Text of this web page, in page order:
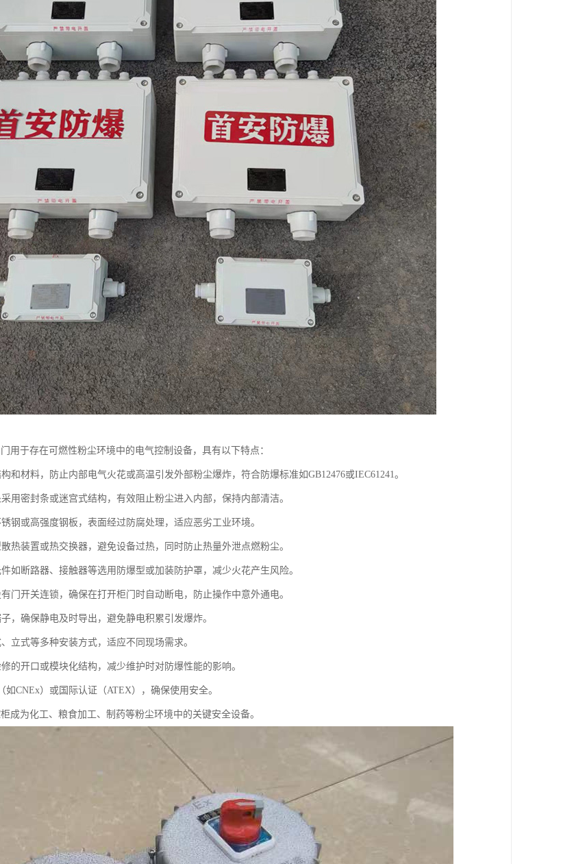
用于存在可燃性粉尘环境中的电气控制设备，具有以下特点：
和材料，防止内部电气火花或高温引发外部粉尘爆炸，符合防爆标准如GB12476或IEC61241。
用密封条或迷宫式结构，有效阻止粉尘进入内部，保持内部清洁。
钢或高强度钢板，表面经过防腐处理，适应恶劣工业环境。
热装置或热交换器，避免设备过热，同时防止热量外泄点燃粉尘。
如断路器、接触器等选用防爆型或加装防护罩，减少火花产生风险。
门开关连锁，确保在打开柜门时自动断电，防止操作中意外通电。
，确保静电及时导出，避免静电积累引发爆炸。
立式等多种安装方式，适应不同现场需求。
的开口或模块化结构，减少维护时对防爆性能的影响。
如CNEx）或国际认证（ATEX），确保使用安全。
成为化工、粮食加工、制药等粉尘环境中的关键安全设备。